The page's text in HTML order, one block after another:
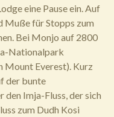
eine Pause ein. Auf
Muße für Stopps zum
Bei Monjo auf 2800
Nationalpark
Mount Everest). Kurz
der bunte
Imja-Fluss, der sich
zum Dudh Kosi